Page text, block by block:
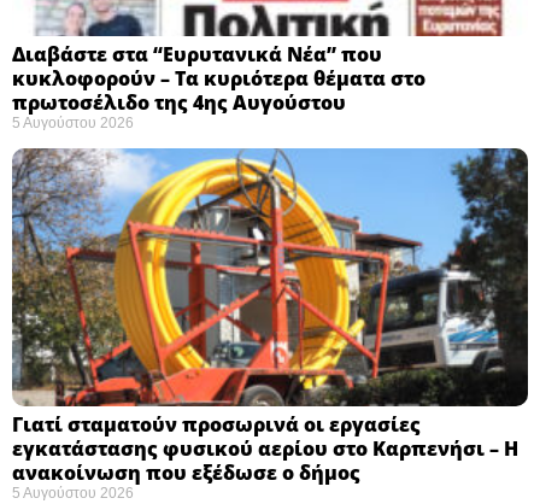
Διαβάστε στα “Ευρυτανικά Νέα” που
κυκλοφορούν – Τα κυριότερα θέματα στο
πρωτοσέλιδο της 4ης Αυγούστου
5 Αυγούστου 2026
Γιατί σταματούν προσωρινά οι εργασίες
εγκατάστασης φυσικού αερίου στο Καρπενήσι – Η
ανακοίνωση που εξέδωσε ο δήμος
5 Αυγούστου 2026